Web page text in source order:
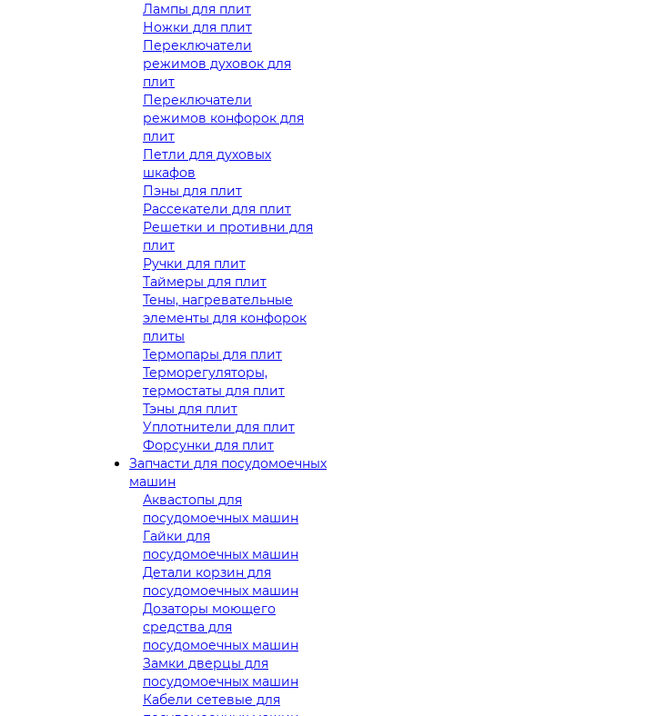
Лампы для плит
Ножки для плит
Переключатели
режимов духовок для
плит
Переключатели
режимов конфорок для
плит
Петли для духовых
шкафов
Пэны для плит
Рассекатели для плит
Решетки и противни для
плит
Ручки для плит
Таймеры для плит
Тены, нагревательные
элементы для конфорок
плиты
Термопары для плит
Терморегуляторы,
термостаты для плит
Тэны для плит
Уплотнители для плит
Форсунки для плит
Запчасти для посудомоечных
машин
Аквастопы для
посудомоечных машин
Гайки для
посудомоечных машин
Детали корзин для
посудомоечных машин
Дозаторы моющего
средства для
посудомоечных машин
Замки дверцы для
посудомоечных машин
Кабели сетевые для